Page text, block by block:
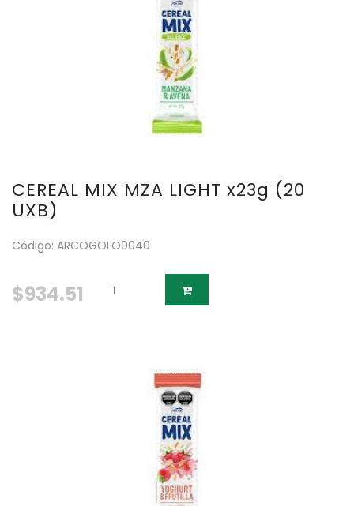
CEREAL MIX MZA LIGHT x23g (20
UXB)
Código: ARCOGOLO0040
$934.51